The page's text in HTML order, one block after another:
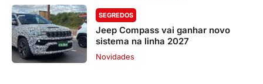
SEGREDOS
Jeep Compass vai ganhar novo
sistema na linha 2027
Novidades